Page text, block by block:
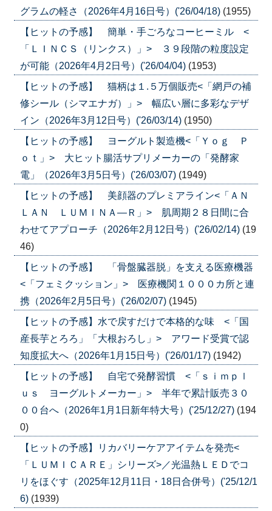
グラムの軽さ（2026年4月16日号）('26/04/18) (1955)
【ヒットの予感】 簡単・手ごろなコーヒーミル <
「ＬＩＮＣＳ（リンクス）」> ３９段階の粒度設定
が可能（2026年4月2日号）('26/04/04) (1953)
【ヒットの予感】 猫柄は１.５万個販売<「網戸の補
修シール（シマエナガ）」> 幅広い層に多彩なデザ
イン（2026年3月12日号）('26/03/14) (1950)
【ヒットの予感】 ヨーグルト製造機<「Ｙｏｇ Ｐ
ｏｔ」> 大ヒット腸活サプリメーカーの「発酵家
電」（2026年3月5日号）('26/03/07) (1949)
【ヒットの予感】 美顔器のプレミアライン<「ＡＮ
ＬＡＮ ＬＵＭＩＮＡ―Ｒ」> 肌周期２８日間に合
わせてアプローチ（2026年2月12日号）('26/02/14) (19
46)
【ヒットの予感】 「骨盤臓器脱」を支える医療機器
<「フェミクッション」> 医療機関１０００カ所と連
携（2026年2月5日号）('26/02/07) (1945)
【ヒットの予感】水で戻すだけで本格的な味 <「国
産長芋とろろ」「大根おろし」> アワード受賞で認
知度拡大へ（2026年1月15日号）('26/01/17) (1942)
【ヒットの予感】 自宅で発酵習慣 <「ｓｉｍｐｌ
ｕｓ ヨーグルトメーカー」> 半年で累計販売３０
００台へ（2026年1月1日新年特大号）('25/12/27) (194
0)
【ヒットの予感】リカバリーケアアイテムを発売<
「ＬＵＭＩＣＡＲＥ」シリーズ>／光温熱ＬＥＤでコ
リをほぐす（2025年12月11日・18日合併号）('25/12/1
6) (1939)